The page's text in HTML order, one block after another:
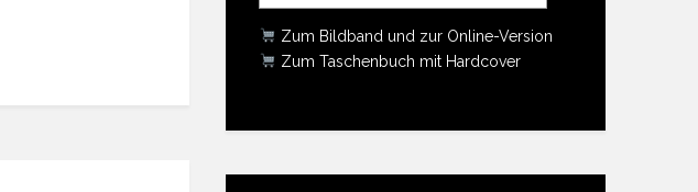
Zum Bildband und zur Online-Version
Zum Taschenbuch mit Hardcover